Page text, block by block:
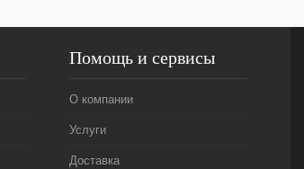
Помощь и сервисы
О компании
Услуги
Доставка